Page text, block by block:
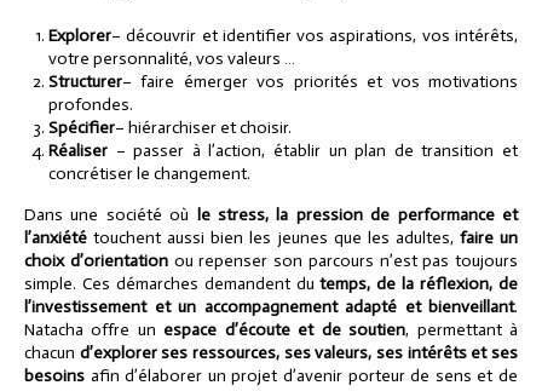
Explorer– découvrir et identifier vos aspirations, vos intérêts,
votre personnalité, vos valeurs …
Structurer– faire émerger vos priorités et vos motivations
profondes.
Spécifier– hiérarchiser et choisir.
Réaliser – passer à l’action, établir un plan de transition et
concrétiser le changement.
Dans une société où le stress, la pression de performance et
l’anxiété touchent aussi bien les jeunes que les adultes, faire un
choix d’orientationou repenser son parcours n’est pas toujours
simple. Ces démarches demandent dutemps, de la réflexion, de
l’investissement et un accompagnement adapté et bienveillant.
Natacha offre un espace d’écoute et de soutien, permettant à
chacun d’explorer ses ressources, ses valeurs, ses intérêts et ses
besoins afin d’élaborer un projet d’avenir porteur de sens et de